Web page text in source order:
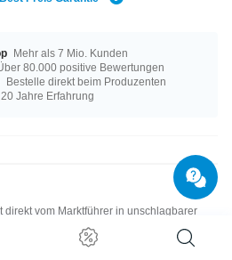
Mehr als 7 Mio. Kunden
80.000 positive Bewertungen
Bestelle direkt beim Produzenten
Jahre Erfahrung
direkt vom Marktführer in unschlagbarer
bestellen.